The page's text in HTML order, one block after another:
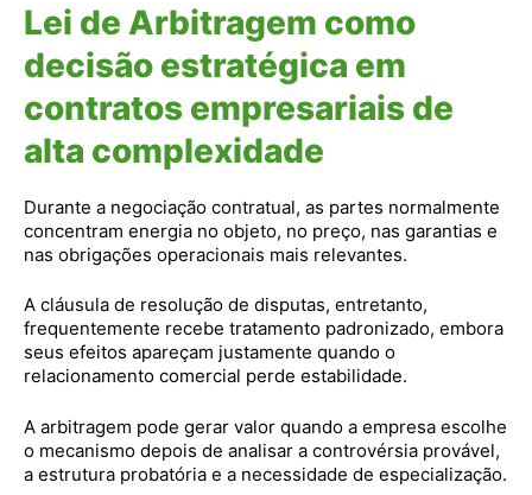
Lei de Arbitragem como
decisão estratégica em
contratos empresariais de
alta complexidade
Durante a negociação contratual, as partes normalmente
concentram energia no objeto, no preço, nas garantias e
nas obrigações operacionais mais relevantes.
A cláusula de resolução de disputas, entretanto,
frequentemente recebe tratamento padronizado, embora
seus efeitos apareçam justamente quando o
relacionamento comercial perde estabilidade.
A arbitragem pode gerar valor quando a empresa escolhe
o mecanismo depois de analisar a controvérsia provável,
a estrutura probatória e a necessidade de especialização.